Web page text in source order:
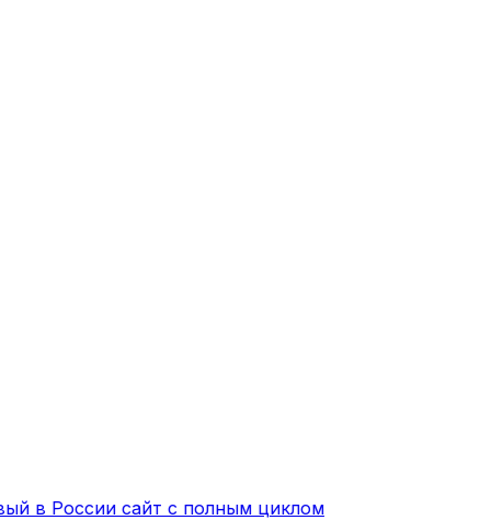
в России сайт с полным циклом